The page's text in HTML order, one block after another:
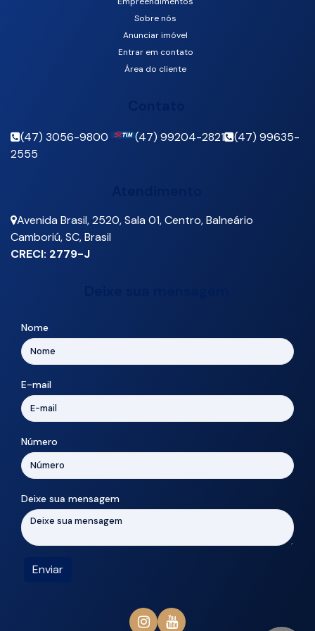
Sobre nós
Anunciar imóvel
Entrar em contato
Área do cliente
(47) 3056-9800 (47) 99204-2821
(47) 99635-
2555
Avenida Brasil,2520,Sala 01,Centro,Balneário
Camboriú,SC,Brasil
CRECI: 2779-J
Nome
E-mail
Número
Deixe sua mensagem